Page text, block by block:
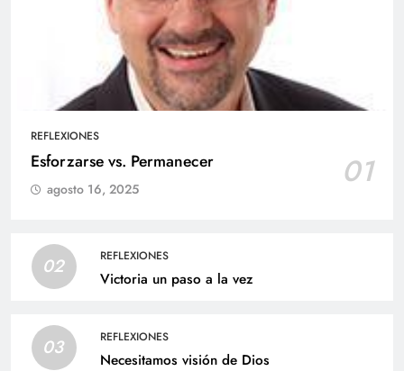
REFLEXIONES
Esforzarse vs. Permanecer 01
agosto 16, 2025
02 REFLEXIONES
Victoria un paso a la vez
03 REFLEXIONES
Necesitamos visión de Dios